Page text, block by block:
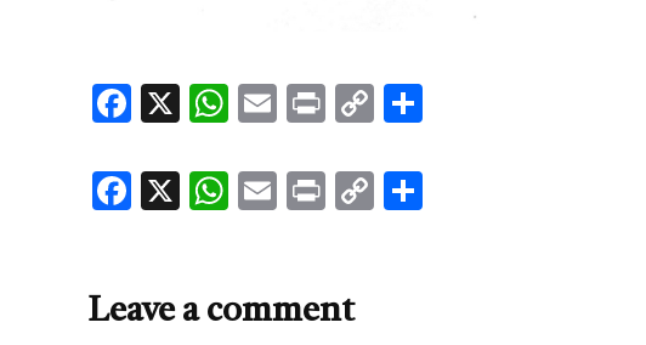
Facebook
X WhatsApp
EmailPrintCopy
Facebook
X WhatsApp
EmailPrintCopy
Leave a comment